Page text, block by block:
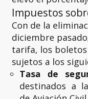
Impuestos
Con de la
diciembre
tarifa, los
sujetos a los
Tasa de
destinados a